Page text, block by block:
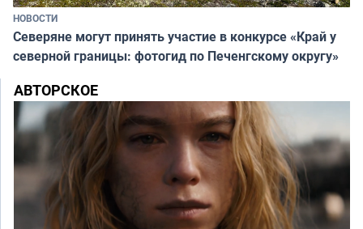
НОВОСТИ
Северяне могут принять участие в конкурсе «Край у
северной границы: фотогид по Печенгскому округу»
АВТОРСКОЕ